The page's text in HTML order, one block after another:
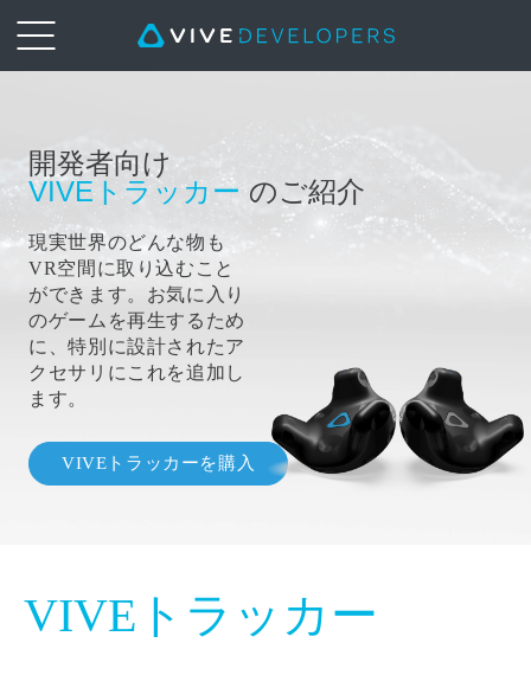
VIVE
Tracker
For
Developers
開発者向け
VIVEトラッカー のご紹介
現実世界のどんな物も
VR空間に取り込むこと
ができます。お気に入り
のゲームを再生するため
に、特別に設計されたア
クセサリにこれを追加し
ます。
VIVEトラッカーを購入
VIVEトラッカー